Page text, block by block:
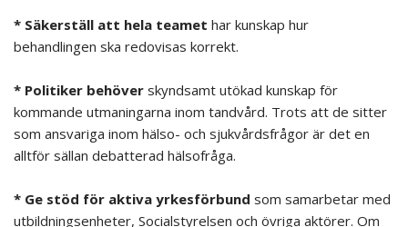
* Säkerställ att hela teamet har kunskap hur
behandlingen ska redovisas korrekt.
* Politiker behöver skyndsamt utökad kunskap för
kommande utmaningarna inom tandvård. Trots att de sitter
som ansvariga inom hälso- och sjukvårdsfrågor är det en
alltför sällan debatterad hälsofråga.
* Ge stöd för aktiva yrkesförbund som samarbetar med
utbildningsenheter, Socialstyrelsen och övriga aktörer. Om